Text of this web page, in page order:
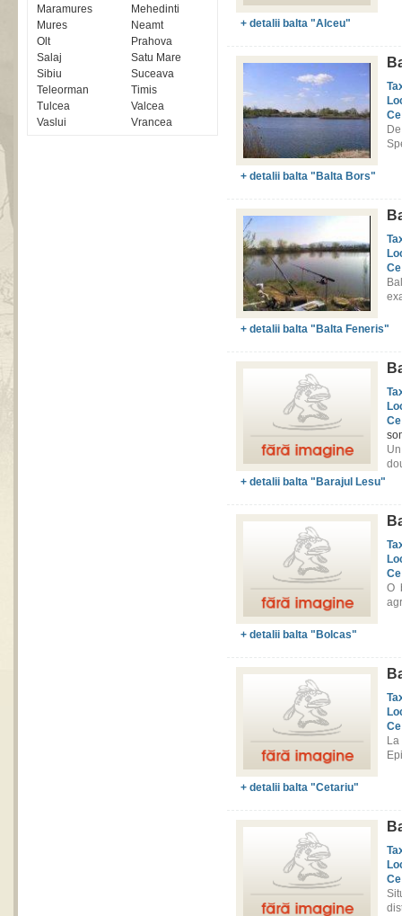
Maramures
Mehedinti
Mures
Neamt
Olt
Prahova
Salaj
Satu Mare
Sibiu
Suceava
Teleorman
Timis
Tulcea
Valcea
Vaslui
Vrancea
+ detalii balta "Alceu"
+ detalii balta "Balta Bors"
+ detalii balta "Balta Feneris"
+ detalii balta "Barajul Lesu"
O
+ detalii balta "Bolcas"
+ detalii balta "Cetariu"